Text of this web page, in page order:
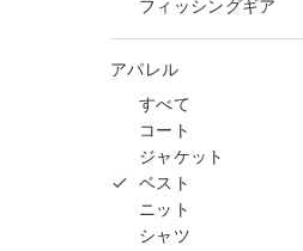
フィッシングギア
アパレル
すべて
コート
ジャケット
ベスト
ニット
シャツ